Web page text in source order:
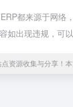
都来源于网
如出现违规，可
资源收集与分享！